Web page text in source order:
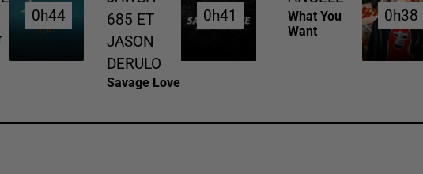
0h44
0h44
685 ET
JASON
DERULO
Savage Love
0h41
0h41
What You
Want
0h38
0h38